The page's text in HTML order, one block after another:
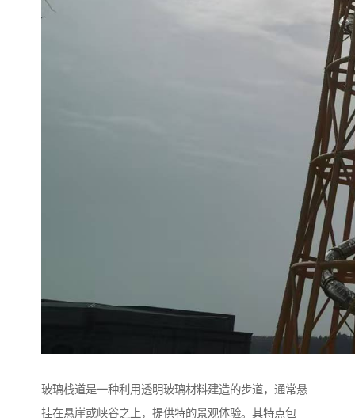
玻璃栈道是一种利用透明玻璃材料建造的步道，通常悬
挂在悬崖或峡谷之上，提供特的景观体验。其特点包